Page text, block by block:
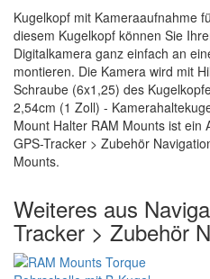
Kugelkopf mit Kameraaufnahme
diesem Kugelkopf können Sie
Digitalkamera ganz einfach an
montieren. Die Kamera wird mit
Schraube (6x1,25) des
2,54cm (1 Zoll) -
Mount Halter RAM Mounts ist ein
GPS-Tracker > Zubehör
Mounts.
Weiteres aus
Tracker > Zubehör